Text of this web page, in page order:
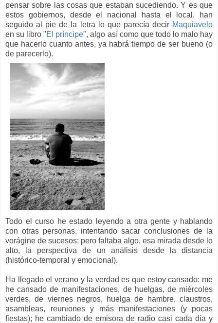
pensar sobre las cosas que estaban sucediendo. Y es que
estos gobiernos, desde el nacional hasta el local, han
seguido al pie de la letra lo que parecía decir Maquiavelo
en su libro "El príncipe", algo así como que todo lo malo hay
que hacerlo cuanto antes, ya habrá tiempo de ser bueno (o
de parecerlo).
Todo el curso he estado leyendo a otra gente y hablando
con otras personas, intentando sacar conclusiones de la
vorágine de sucesos; pero faltaba algo, esa mirada desde lo
alto, la perspectiva de un análisis desde la distancia
(histórico-temporal y emocional).
Ha llegado el verano y la verdad es que estoy cansado: me
he cansado de manifestaciones, de huelgas, de miércoles
verdes, de viernes negros, huelga de hambre, claustros,
asambleas, reuniones y más manifestaciones (y pocas
fiestas); he cambiado de emisora de radio casi cada día y